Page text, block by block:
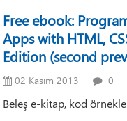
Free ebook:
Apps with HTML,
Edition (second
02 Kasım 2013 0
Beleş e-kitap, kod